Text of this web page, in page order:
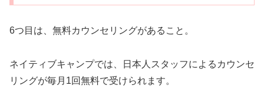
6つ目は、無料カウンセリングがあること。
ネイティブキャンプでは、日本人スタッフによるカウンセ
リングが毎月1回無料で受けられます。